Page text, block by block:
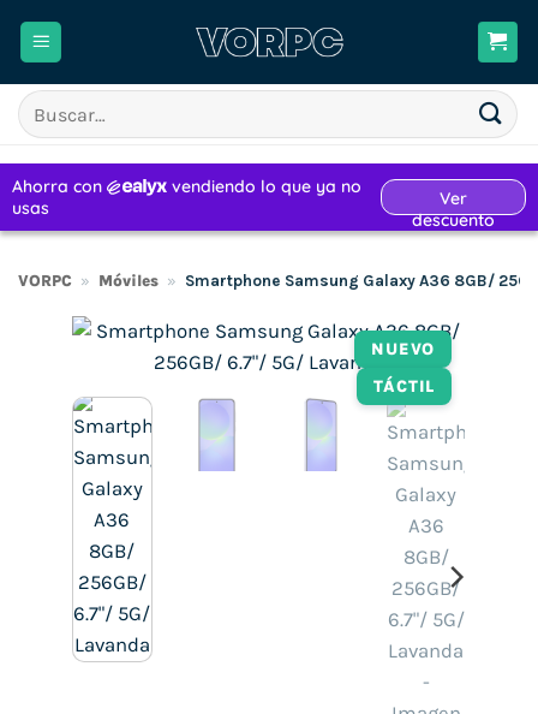
Buscar
por:
VORPC » Móviles » Smartphone Samsung Galaxy A36 8GB/
NUEVO
TÁCTIL